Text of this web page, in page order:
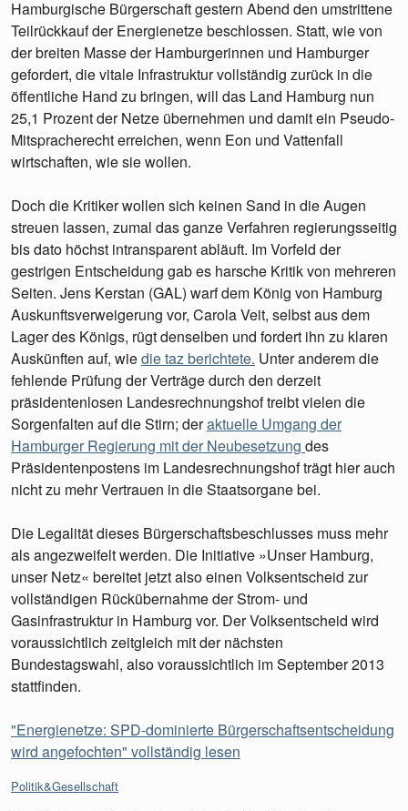
Hamburgische Bürgerschaft gestern Abend den umstrittene
Teilrückkauf der Energienetze beschlossen. Statt, wie von
der breiten Masse der Hamburgerinnen und Hamburger
gefordert, die vitale Infrastruktur vollständig zurück in die
öffentliche Hand zu bringen, will das Land Hamburg nun
25,1 Prozent der Netze übernehmen und damit ein Pseudo-
Mitspracherecht erreichen, wenn Eon und Vattenfall
wirtschaften, wie sie wollen.
Doch die Kritiker wollen sich keinen Sand in die Augen
streuen lassen, zumal das ganze Verfahren regierungsseitig
bis dato höchst intransparent abläuft. Im Vorfeld der
gestrigen Entscheidung gab es harsche Kritik von mehreren
Seiten. Jens Kerstan (GAL) warf dem König von Hamburg
Auskunftsverweigerung vor, Carola Veit, selbst aus dem
Lager des Königs, rügt denselben und fordert ihn zu klaren
Auskünften auf, wiedie taz berichtete. Unter anderem die
fehlende Prüfung der Verträge durch den derzeit
präsidentenlosen Landesrechnungshof treibt vielen die
Sorgenfalten auf die Stirn; deraktuelle Umgang der
Hamburger Regierung mit der Neubesetzung des
Präsidentenpostens im Landesrechnungshof trägt hier auch
nicht zu mehr Vertrauen in die Staatsorgane bei.
Die Legalität dieses Bürgerschaftsbeschlusses muss mehr
als angezweifelt werden. Die Initiative »Unser Hamburg,
unser Netz« bereitet jetzt also einen Volksentscheid zur
vollständigen Rückübernahme der Strom- und
Gasinfrastruktur in Hamburg vor. Der Volksentscheid wird
voraussichtlich zeitgleich mit der nächsten
Bundestagswahl, also voraussichtlich im September 2013
stattfinden.
"Energienetze: SPD-dominierte Bürgerschaftsentscheidung
wird angefochten" vollständig lesen
Kategorien:
Politik&Gesellschaft